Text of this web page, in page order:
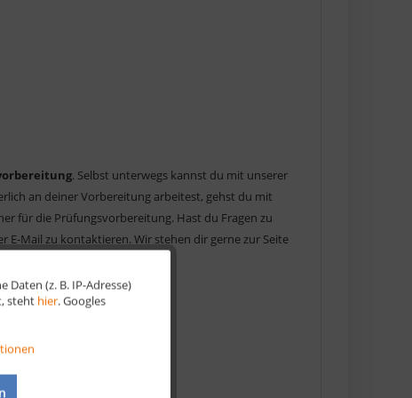
. Selbst unterwegs kannst du mit unserer
an deiner Vorbereitung arbeitest, gehst du mit
für die Prüfungsvorbereitung. Hast du Fragen zu
E-Mail zu kontaktieren. Wir stehen dir gerne zur Seite
Aktiv
(z. B. IP-Adresse)
steht hier. Googles